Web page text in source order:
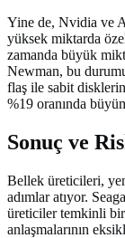
Yine de, Nvidia ve
yüksek miktarda
zamanda büyük
Newman, bu
flaş ile sabit
%19 oranında
Sonuç ve
Bellek üreticileri,
adımlar atıyor.
üreticiler temkinli
anlaşmalarının